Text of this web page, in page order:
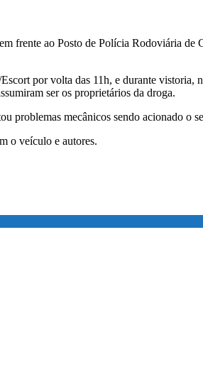
frente ao Posto de Polícia Rodoviária de
por volta das 11h, e durante
ser os proprietários da droga.
problemas mecânicos sendo acionado o
o veículo e autores.